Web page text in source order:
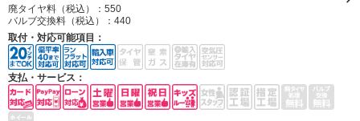
廃タイヤ料（税込）： 550
バルブ交換料（税込）： 440
取付・対応可能項目：
支払・サービス：